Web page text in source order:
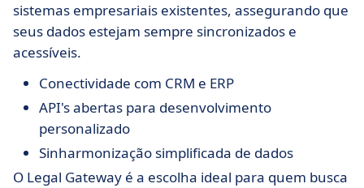
sistemas empresariais existentes, assegurando que
seus dados estejam sempre sincronizados e
acessíveis.
Conectividade com CRM e ERP
API's abertas para desenvolvimento
personalizado
Sinharmonização simplificada de dados
O Legal Gateway é a escolha ideal para quem busca